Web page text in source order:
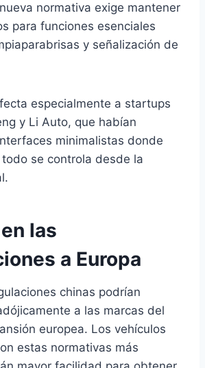
normativa exige mantener
para funciones esenciales
y señalización de
especialmente a startups
y Li Auto, que habían
minimalistas donde
se controla desde la
las
a Europa
chinas podrían
a las marcas del
europea. Los vehículos
estas normativas más